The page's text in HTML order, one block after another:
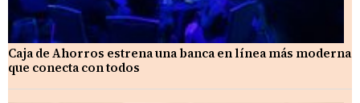
Caja de Ahorros estrena una banca en línea más moderna
que conecta con todos